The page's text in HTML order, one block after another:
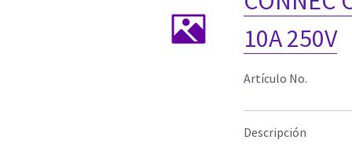
10A 250V
Artículo No.
Descripción